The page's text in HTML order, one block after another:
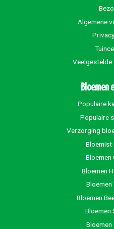
Algemene
Veelgestelde
Bloemen
Populaire
Populaire
Verzorging
Bloemist
Bloemen
Bloemen
Bloemen
Bloemen
Bloemen